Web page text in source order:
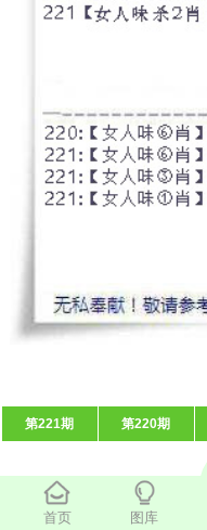
第221期 第220期
首页 图库